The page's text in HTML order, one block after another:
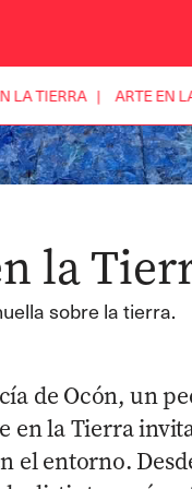
LA TIERRA | ARTE EN
la
sobre la tierra.
de Ocón, un
en la Tierra
el entorno.